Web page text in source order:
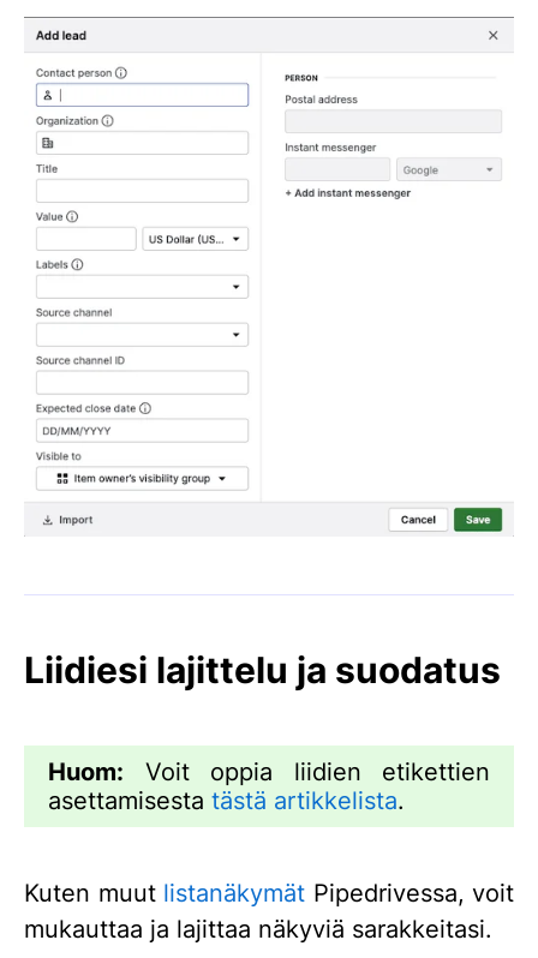
Liidiesi lajittelu ja suodatus
Huom: Voit oppia liidien etikettien
asettamisesta tästä artikkelista.
Kuten muut listanäkymät Pipedrivessa, voit
mukauttaa ja lajittaa näkyviä sarakkeitasi.